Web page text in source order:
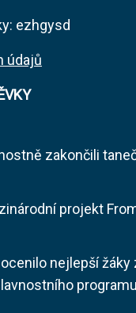
ezhgysd
údajů
zakončili
projekt
nejlepší žáky